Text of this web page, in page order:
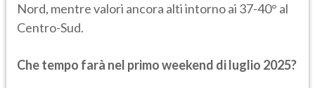
Nord, mentre valori ancora alti intorno ai 37-40° al
Centro-Sud.
Che tempo farà nel primo weekend di luglio 2025?